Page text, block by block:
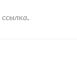
ссылка.